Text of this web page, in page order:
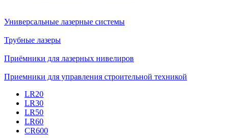
Универсальные лазерные системы
Трубные лазеры
Приёмники для лазерных нивелиров
Приемники для управления строительной техникой
LR20
LR30
LR50
LR60
CR600